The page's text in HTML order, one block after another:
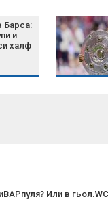
Барса:
и
халф
Или в